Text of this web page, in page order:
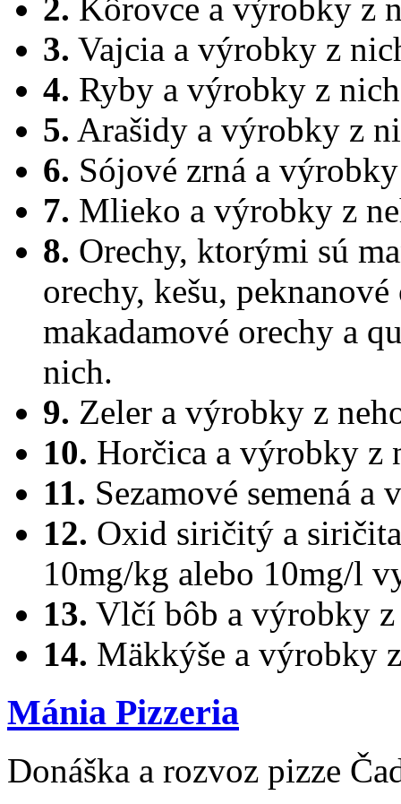
2. Kôrovce a výrobky z
3. Vajcia a výrobky z
4. Ryby a výrobky z
5. Arašidy a výrobky z
6. Sójové zrná a
7. Mlieko a výrobky z
8. Orechy, ktorými sú
orechy, kešu,
makadamové orechy a
nich.
9. Zeler a výrobky z
10. Horčica a výrobky z
11. Sezamové semená
12. Oxid siričitý a
10mg/kg alebo 10mg/l
13. Vlčí bôb a výrobky z
14. Mäkkýše a výrobky
Mánia Pizzeria
Donáška a rozvoz pizze